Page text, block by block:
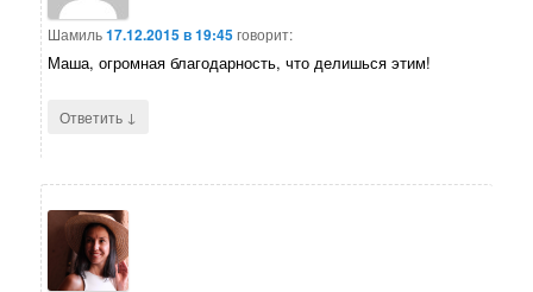
Шамиль17.12.2015 в 19:45говорит:
Маша, огромная благодарность, что делишься этим!
Ответить ↓